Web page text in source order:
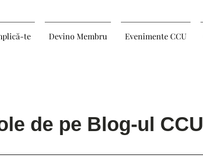
te Devino Membru Evenimente CCU
de pe Blog-ul CCU